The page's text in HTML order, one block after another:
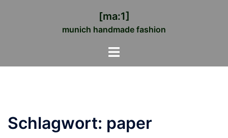
[ma:1]
munich handmade fashion
Menü
Schlagwort: paper